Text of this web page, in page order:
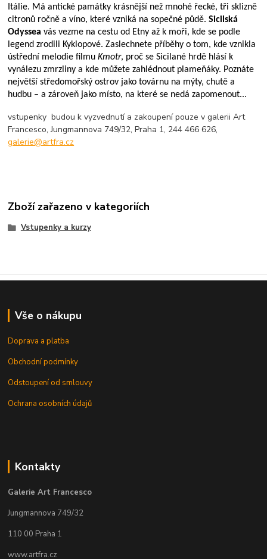
Itálie. Má antické památky krásnější než mnohé řecké, tři sklizně
citronů ročně a víno, které vzniká na sopečné půdě.Sicilská
Odyssea vás vezme na cestu od Etny až k moři, kde se podle
legend zrodili Kyklopové. Zaslechnete příběhy o tom, kde vznikla
ústřední melodie filmuKmotr, proč se Sicilané hrdě hlásí k
vynálezu zmrzliny a kde můžete zahlédnout plameňáky. Poznáte
největší středomořský ostrov jako továrnu na mýty, chutě a
hudbu – a zároveň jako místo, na které se nedá zapomenout...
vstupenky budou k vyzvednutí a zakoupení pouze v galerii Art
Francesco, Jungmannova 749/32, Praha 1, 244 466 626,
galerie@artfra.cz
Zboží zařazeno v kategoriích
Vstupenky a kurzy
Vše o nákupu
Doprava a platba
Obchodní podmínky
Odstoupení od smlouvy
Ochrana osobních údajů
Kontakty
Galerie Art Francesco
Jungmannova 749/32
110 00 Praha 1
www.artfra.cz